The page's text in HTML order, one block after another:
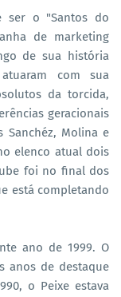
ser o "Santos do
de marketing
de sua história
com sua
da torcida,
geracionais
Sanchéz, Molina e
elenco atual dois
foi no final dos
está completando
ano de 1999. O
anos de destaque
o Peixe estava